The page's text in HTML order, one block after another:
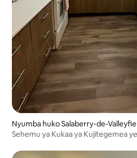
Nyumba huko Salaberry-de-
Sehemu ya Kukaa ya Kujitegemea